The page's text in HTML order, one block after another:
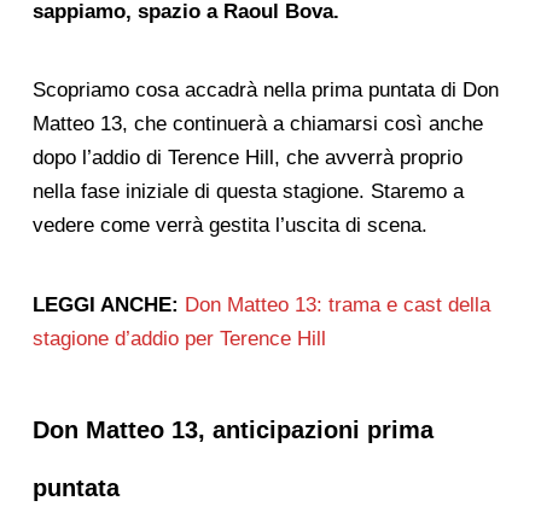
sappiamo, spazio a Raoul Bova.
Scopriamo cosa accadrà nella prima puntata di Don
Matteo 13, che continuerà a chiamarsi così anche
dopo l’addio di Terence Hill, che avverrà proprio
nella fase iniziale di questa stagione. Staremo a
vedere come verrà gestita l’uscita di scena.
LEGGI ANCHE: Don Matteo 13: trama e cast della
stagione d’addio per Terence Hill
Don Matteo 13, anticipazioni prima
puntata